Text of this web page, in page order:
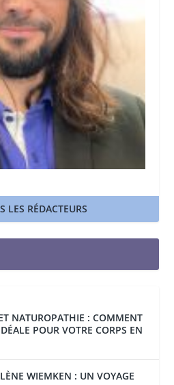
LES RÉDACTEURS
NATUROPATHIE : COMMENT
POUR VOTRE CORPS EN
WIEMKEN : UN VOYAGE